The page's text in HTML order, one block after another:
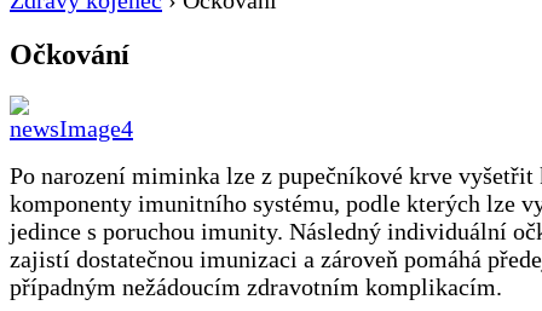
Očkování
Po narození miminka lze z pupečníkové krve
komponenty imunitního systému, podle kterých lze
jedince s poruchou imunity. Následný individuální
zajistí dostatečnou imunizaci a zároveň pomáhá
případným nežádoucím zdravotním komplikacím.